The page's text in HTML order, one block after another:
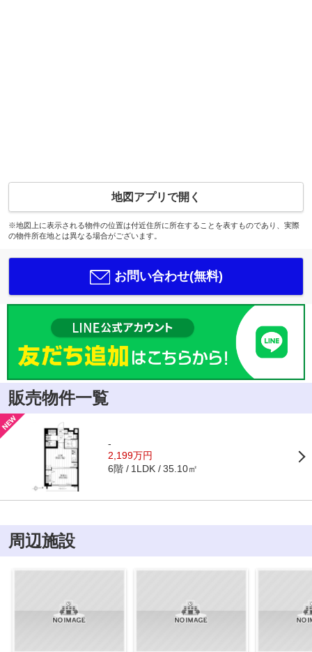
地図アプリで開く
※地図上に表示される物件の位置は付近住所に所在することを表すものであり、実際
の物件所在地とは異なる場合がございます。
お問い合わせ(無料)
販売物件一覧
-
2,199万円
6階 1LDK 35.10㎡
周辺施設